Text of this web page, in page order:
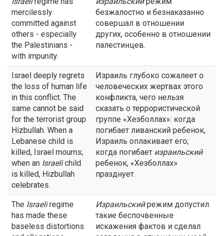
mercilessly
committed against
others - especially
the Palestinians -
with impunity.
безжалостно и безнаказанно
совершал в отношении
других, особенно в отношении
палестинцев.
Israel deeply regrets
the loss of human life
in this conflict. The
same cannot be said
for the terrorist group
Hizbullah. When a
Lebanese child is
killed, Israel mourns;
when an Israelichild
is killed, Hizbullah
celebrates.
Израиль глубоко сожалеет о
человеческих жертвах этого
конфликта, чего нельзя
сказать о террористической
группе «Хезболлах»: когда
погибает ливанский ребенок,
Израиль оплакивает его;
когда погибает израильский
ребенок, «Хезболлах»
празднует.
The Israeliregime
has made these
baseless distortions
Израильскийрежим допустил
такие беспочвенные
искажения фактов и сделал